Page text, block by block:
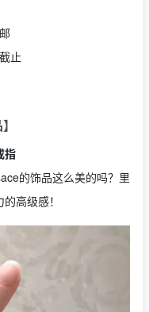
止
指
的饰品这么美的吗？里
高级感！